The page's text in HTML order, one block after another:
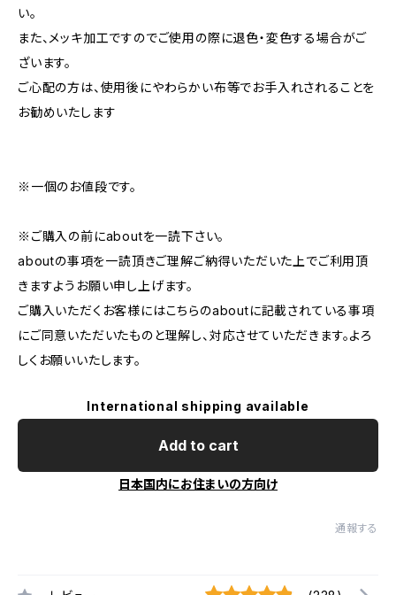
い。
また、メッキ加工ですのでご使用の際に退色・変色する場合がご
ざいます。
ご心配の方は、使用後にやわらかい布等でお手入れされることを
お勧めいたします
※一個のお値段です。
※ご購入の前にaboutを一読下さい。
aboutの事項を一読頂きご理解ご納得いただいた上でご利用頂
きますようお願い申し上げます。
ご購入いただくお客様にはこちらのaboutに記載されている事項
にご同意いただいたものと理解し、対応させていただきます。よろ
しくお願いいたします。
International shipping available
Add to cart
日本国内にお住まいの方向け
通報する